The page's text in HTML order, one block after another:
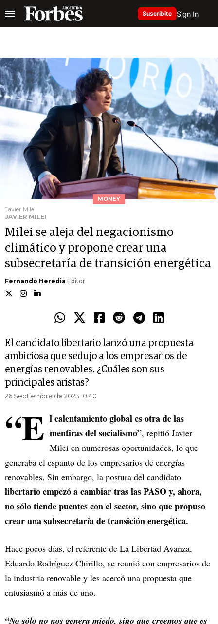
Suscribite Sign In
MONEY
Javier Milei
JAVIER MILEI
Milei se aleja del negacionismo
climático y propone crear una
subsecretaría de transición energética
Fernando Heredia Editor
El candidato libertario lanzó una propuesta
ambiciosa que sedujo a los empresarios de
energías renovables. ¿Cuáles son sus
principales aristas?
26 Septiembre de 2023 10.40
“E l calentamiento global es otra de las
mentiras del socialismo”, repitió Javier
Milei en numerosas oportunidades, lo que
generaba el espanto de los empresarios de energías
renovables. Sin embargo, la postura del candidato
libertario empezó a cambiar tras las PASO y, ahora,
no sólo tiende puentes con el sector, sino que propuso
crear una subsecretaría de transición energética.
Hace pocos días, el referente de La Libertad Avanza,
Eduardo Rodríguez Chirillo, se reunió con empresarios de
la industria renovable y les acercó una propuesta que
entusiasmó a más de uno.
“No sólo no nos genera miedo, sino que creemos que es